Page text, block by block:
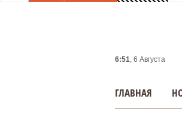
6:51, 6 Августа
ГЛАВНАЯ